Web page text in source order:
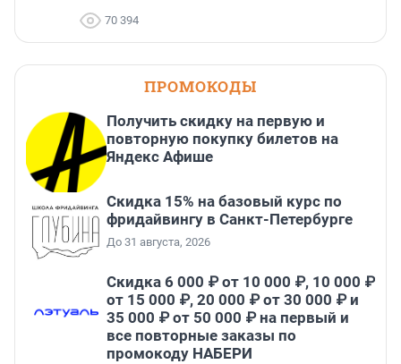
70 394
ПРОМОКОДЫ
Получить скидку на первую и
повторную покупку билетов на
Яндекс Афише
Скидка 15% на базовый курс по
фридайвингу в Санкт-Петербурге
До 31 августа, 2026
Скидка 6 000 ₽ от 10 000 ₽, 10 000 ₽
от 15 000 ₽, 20 000 ₽ от 30 000 ₽ и
35 000 ₽ от 50 000 ₽ на первый и
все повторные заказы по
промокоду НАБЕРИ